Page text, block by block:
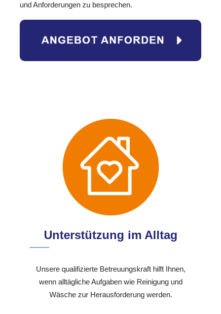
und Anforderungen zu besprechen.
Unterstützung im Alltag
Unsere qualifizierte Betreuungskraft hilft Ihnen,
wenn alltägliche Aufgaben wie Reinigung und
Wäsche zur Herausforderung werden.